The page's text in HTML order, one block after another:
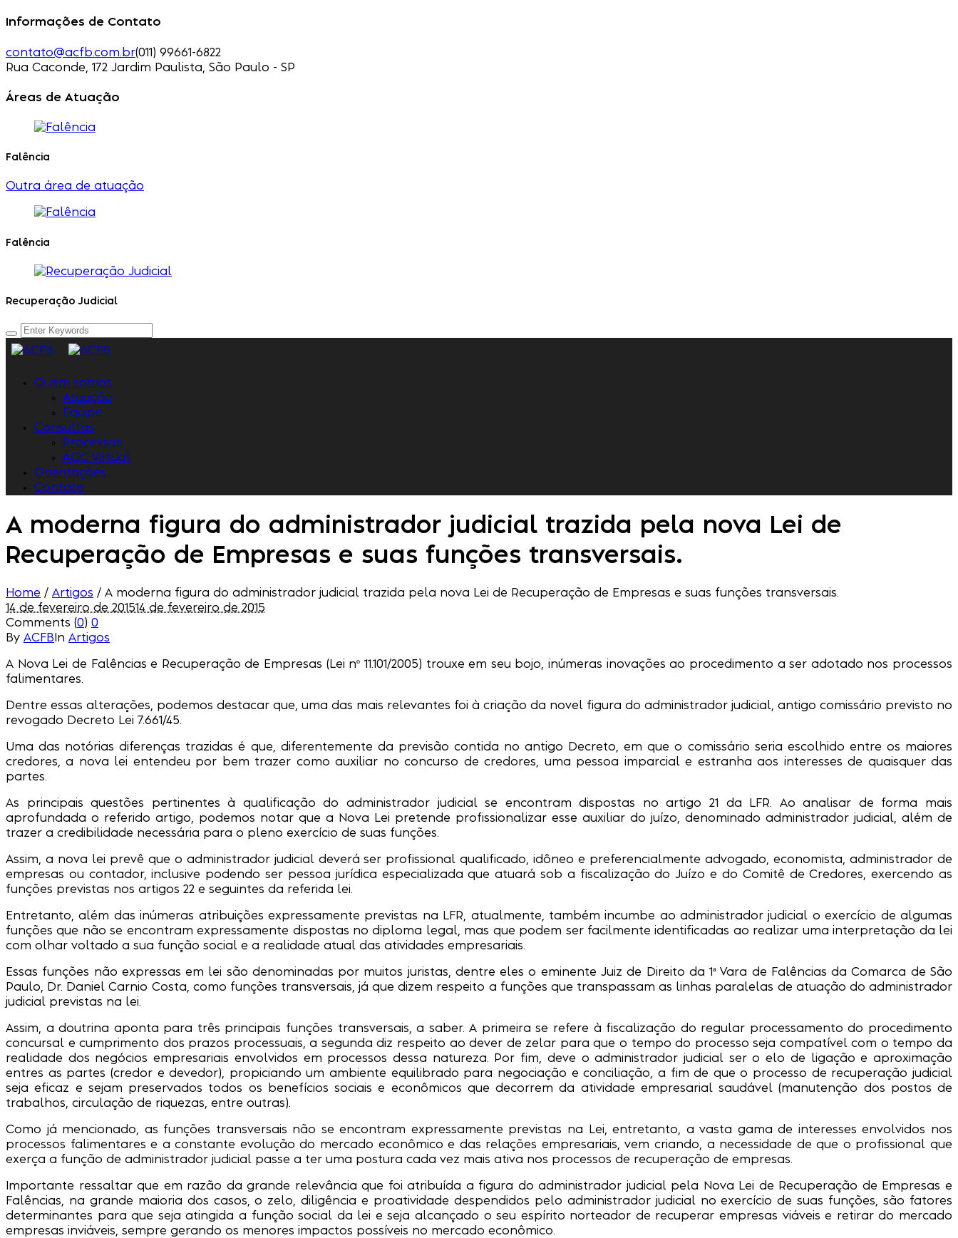
Informações de Contato
contato@acfb.com.br(011) 99661-6822
Rua Caconde, 172 Jardim Paulista, São Paulo - SP
Áreas de Atuação
Falência
Outra área de atuação
Falência
Recuperação Judicial
Quem somos
Atuação
Equipe
Consultas
Processos
AGC Virtual
Orientações
Contato
A moderna figura do administrador judicial trazida pela nova Lei de
Recuperação de Empresas e suas funções transversais.
Home / Artigos / A moderna figura do administrador judicial trazida pela nova Lei de Recuperação de Empresas e suas funções transversais.
14 de fevereiro de 201514 de fevereiro de 2015
Comments (0) 0
By ACFB In Artigos
A Nova Lei de Falências e Recuperação de Empresas (Lei nº 11.101/2005) trouxe em seu bojo, inúmeras inovações ao procedimento a ser adotado nos processos
falimentares.
Dentre essas alterações, podemos destacar que, uma das mais relevantes foi à criação da novel figura do administrador judicial, antigo comissário previsto no
revogado Decreto Lei 7.661/45.
Uma das notórias diferenças trazidas é que, diferentemente da previsão contida no antigo Decreto, em que o comissário seria escolhido entre os maiores
credores, a nova lei entendeu por bem trazer como auxiliar no concurso de credores, uma pessoa imparcial e estranha aos interesses de quaisquer das
partes.
As principais questões pertinentes à qualificação do administrador judicial se encontram dispostas no artigo 21 da LFR. Ao analisar de forma mais
aprofundada o referido artigo, podemos notar que a Nova Lei pretende profissionalizar esse auxiliar do juízo, denominado administrador judicial, além de
trazer a credibilidade necessária para o pleno exercício de suas funções.
Assim, a nova lei prevê que o administrador judicial deverá ser profissional qualificado, idôneo e preferencialmente advogado, economista, administrador de
empresas ou contador, inclusive podendo ser pessoa jurídica especializada que atuará sob a fiscalização do Juízo e do Comitê de Credores, exercendo as
funções previstas nos artigos 22 e seguintes da referida lei.
Entretanto, além das inúmeras atribuições expressamente previstas na LFR, atualmente, também incumbe ao administrador judicial o exercício de algumas
funções que não se encontram expressamente dispostas no diploma legal, mas que podem ser facilmente identificadas ao realizar uma interpretação da lei
com olhar voltado a sua função social e a realidade atual das atividades empresariais.
Essas funções não expressas em lei são denominadas por muitos juristas, dentre eles o eminente Juiz de Direito da 1ª Vara de Falências da Comarca de São
Paulo, Dr. Daniel Carnio Costa, como funções transversais, já que dizem respeito a funções que transpassam as linhas paralelas de atuação do administrador
judicial previstas na lei.
Assim, a doutrina aponta para três principais funções transversais, a saber. A primeira se refere à fiscalização do regular processamento do procedimento
concursal e cumprimento dos prazos processuais, a segunda diz respeito ao dever de zelar para que o tempo do processo seja compatível com o tempo da
realidade dos negócios empresariais envolvidos em processos dessa natureza. Por fim, deve o administrador judicial ser o elo de ligação e aproximação
entres as partes (credor e devedor), propiciando um ambiente equilibrado para negociação e conciliação, a fim de que o processo de recuperação judicial
seja eficaz e sejam preservados todos os benefícios sociais e econômicos que decorrem da atividade empresarial saudável (manutenção dos postos de
trabalhos, circulação de riquezas, entre outras).
Como já mencionado, as funções transversais não se encontram expressamente previstas na Lei, entretanto, a vasta gama de interesses envolvidos nos
processos falimentares e a constante evolução do mercado econômico e das relações empresariais, vem criando, a necessidade de que o profissional que
exerça a função de administrador judicial passe a ter uma postura cada vez mais ativa nos processos de recuperação de empresas.
Importante ressaltar que em razão da grande relevância que foi atribuída a figura do administrador judicial pela Nova Lei de Recuperação de Empresas e
Falências, na grande maioria dos casos, o zelo, diligência e proatividade despendidos pelo administrador judicial no exercício de suas funções, são fatores
determinantes para que seja atingida a função social da lei e seja alcançado o seu espírito norteador de recuperar empresas viáveis e retirar do mercado
empresas inviáveis, sempre gerando os menores impactos possíveis no mercado econômico.